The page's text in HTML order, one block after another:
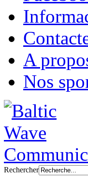
A
Nos
Rechercher